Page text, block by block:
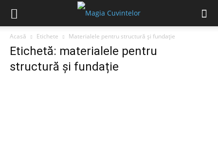
Acasă Etichete Materialele pentru structură și fundație
Etichetă: materialele pentru
structură și fundație